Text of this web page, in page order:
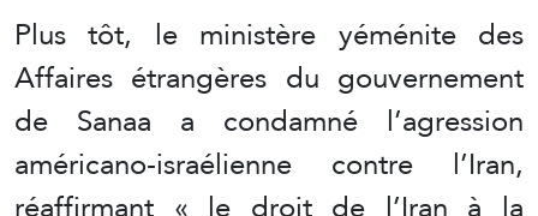
Plus tôt, le ministère yéménite des
Affaires étrangères du gouvernement
de Sanaa a condamné l’agression
américano-israélienne contre l’Iran,